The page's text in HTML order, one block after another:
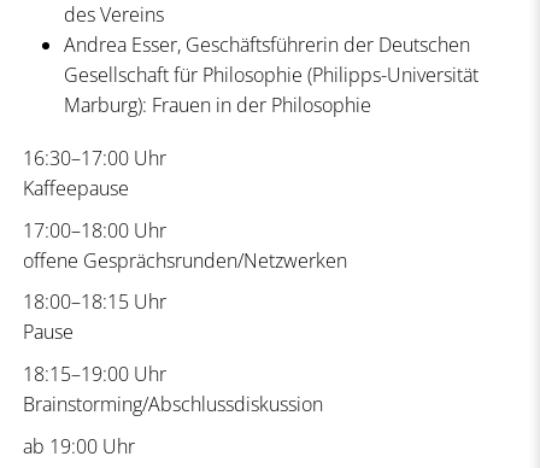
des Vereins
Andrea Esser, Geschäftsführerin der Deutschen
Gesellschaft für Philosophie (Philipps-Universität
Marburg): Frauen in der Philosophie
16:30–17:00 Uhr
Kaffeepause
17:00–18:00 Uhr
offene Gesprächsrunden/Netzwerken
18:00–18:15 Uhr
Pause
18:15–19:00 Uhr
Brainstorming/Abschlussdiskussion
ab 19:00 Uhr